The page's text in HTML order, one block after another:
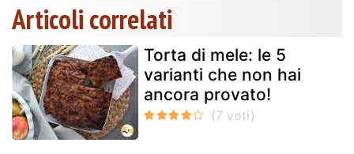
Articoli correlati
Torta di mele: le 5
varianti che non hai
ancora provato!